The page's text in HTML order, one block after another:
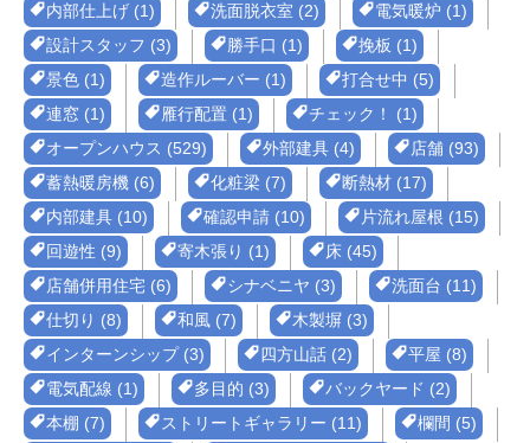
内部仕上げ (1)
洗面脱衣室 (2)
電気暖炉 (1)
設計スタッフ (3)
勝手口 (1)
挽板 (1)
景色 (1)
造作ルーバー (1)
打合せ中 (5)
連窓 (1)
雁行配置 (1)
チェック！ (1)
オープンハウス (529)
外部建具 (4)
店舗 (93)
蓄熱暖房機 (6)
化粧梁 (7)
断熱材 (17)
内部建具 (10)
確認申請 (10)
片流れ屋根 (15)
回遊性 (9)
寄木張り (1)
床 (45)
店舗併用住宅 (6)
シナベニヤ (3)
洗面台 (11)
仕切り (8)
和風 (7)
木製塀 (3)
インターンシップ (3)
四方山話 (2)
平屋 (8)
電気配線 (1)
多目的 (3)
バックヤード (2)
本棚 (7)
ストリートギャラリー (11)
欄間 (5)